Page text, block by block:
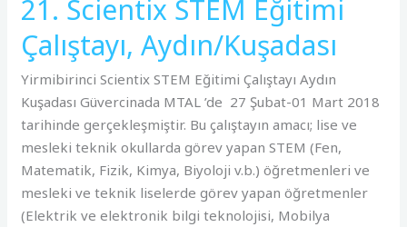
21. Scientix STEM Eğitimi
Çalıştayı, Aydın/Kuşadası
Yirmibirinci Scientix STEM Eğitimi Çalıştayı Aydın
Kuşadası Güvercinada MTAL ’de 27 Şubat-01 Mart 2018
tarihinde gerçekleşmiştir. Bu çalıştayın amacı; lise ve
mesleki teknik okullarda görev yapan STEM (Fen,
Matematik, Fizik, Kimya, Biyoloji v.b.) öğretmenleri ve
mesleki ve teknik liselerde görev yapan öğretmenler
(Elektrik ve elektronik bilgi teknolojisi, Mobilya